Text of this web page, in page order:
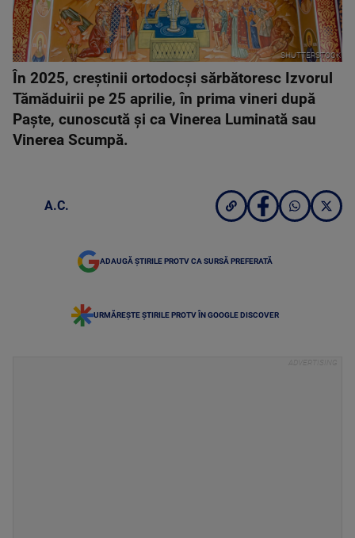
SHUTTERSTOCK
În 2025, creștinii ortodocși sărbătoresc Izvorul
Tămăduirii pe 25 aprilie, în prima vineri după
Paște, cunoscută și ca Vinerea Luminată sau
Vinerea Scumpă.
A.C.
ADAUGĂ ȘTIRILE PROTV CA SURSĂ PREFERATĂ
URMĂREȘTE ȘTIRILE PROTV ÎN GOOGLE DISCOVER